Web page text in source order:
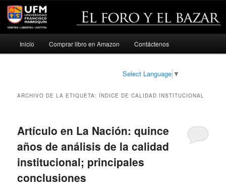
Ir
Ir
Inicio Comprar libro en Amazon Contáctenos
Select Language ▼
ARCHIVO DE LA ETIQUETA: ÍNDICE DE CALIDAD INSTITUCIONAL
Artículo en La Nación: quince
años de análisis de la calidad
institucional; principales
conclusiones